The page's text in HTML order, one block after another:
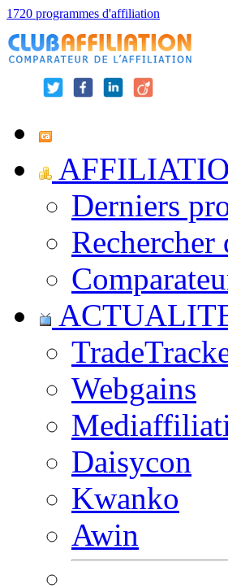
1720 programmes d'affiliation
Derniers
Rechercher
Webgains
Daisycon
Kwanko
Awin